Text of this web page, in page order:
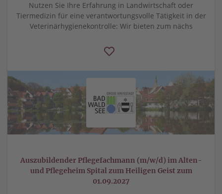
Nutzen Sie Ihre Erfahrung in Landwirtschaft oder
Tiermedizin für eine verantwortungsvolle Tätigkeit in der
Veterinärhygienekontrolle: Wir bieten zum nächs
Auszubildender Pflegefachmann (m/w/d) im Alten-
und Pflegeheim Spital zum Heiligen Geist zum
01.09.2027